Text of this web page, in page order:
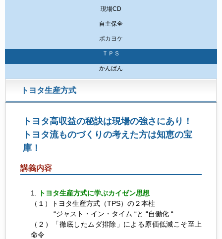
現場CD
自主保全
ポカヨケ
ＴＰＳ
かんばん
トヨタ生産方式
トヨタ高収益の秘訣は現場の強さにあり！
トヨタ流ものづくりの考えた方は知恵の宝
庫！
講義内容
トヨタ生産方式に学ぶカイゼン思想
（１）トヨタ生産方式（TPS）の２本柱
“ジャスト・イン・タイム “と “自働化 “
（２）「徹底したムダ排除」による原価低減こそ至上
命令